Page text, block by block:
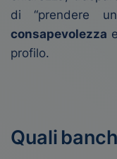
di “prendere
consapevolezza
profilo.
Quali